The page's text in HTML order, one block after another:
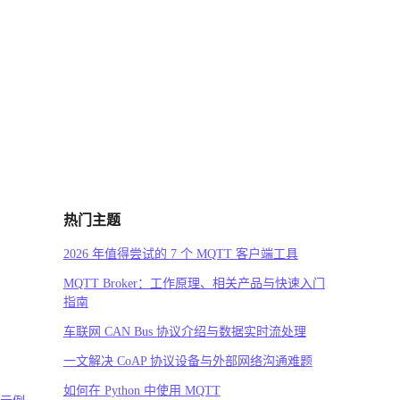
热门主题
2026 年值得尝试的 7 个 MQTT 客户端工具
MQTT Broker：工作原理、相关产品与快速入门
指南
车联网 CAN Bus 协议介绍与数据实时流处理
一文解决 CoAP 协议设备与外部网络沟通难题
如何在 Python 中使用 MQTT